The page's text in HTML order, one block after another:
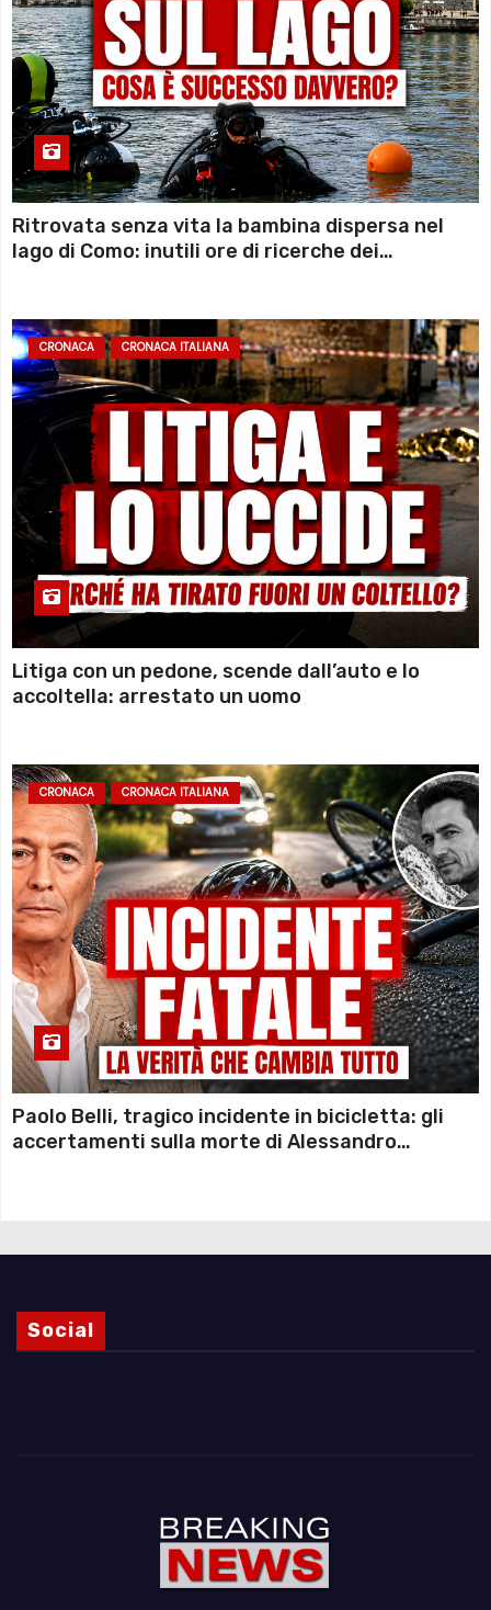
Ritrovata senza vita la bambina dispersa nel
lago di Como: inutili ore di ricerche dei
CRONACA CRONACA ITALIANA
Litiga con un pedone, scende dall’auto e lo
accoltella: arrestato un uomo
CRONACA CRONACA ITALIANA
Paolo Belli, tragico incidente in bicicletta: gli
accertamenti sulla morte di Alessandro
Social